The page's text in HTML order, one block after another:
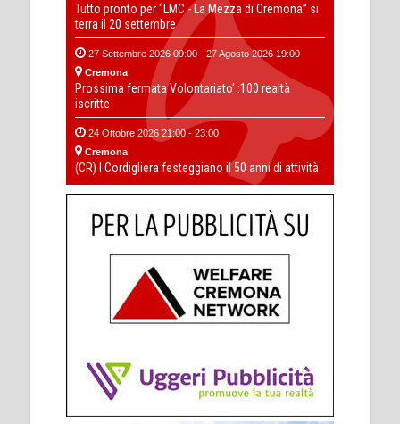
Tutto pronto per “LMC - La Mezza di Cremona” si
terra il 20 settembre
27 Settembre 2026 09:00 - 27 Agosto 2026 19:00
Cremona
Prossima fermata Volontariato' :100 realtà
iscritte
24 Ottobre 2026 21:00 - 23:00
Cremona
(CR) I Cordigliera festeggiano il 50 anni di attività